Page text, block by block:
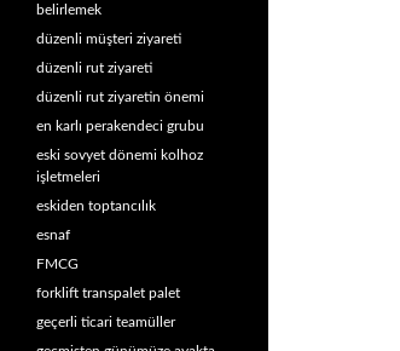
belirlemek
düzenli müşteri ziyareti
düzenli rut ziyareti
düzenli rut ziyaretin önemi
en karlı perakendeci grubu
eski sovyet dönemi kolhoz
işletmeleri
eskiden toptancılık
esnaf
FMCG
forklift transpalet palet
geçerli ticari teamüller